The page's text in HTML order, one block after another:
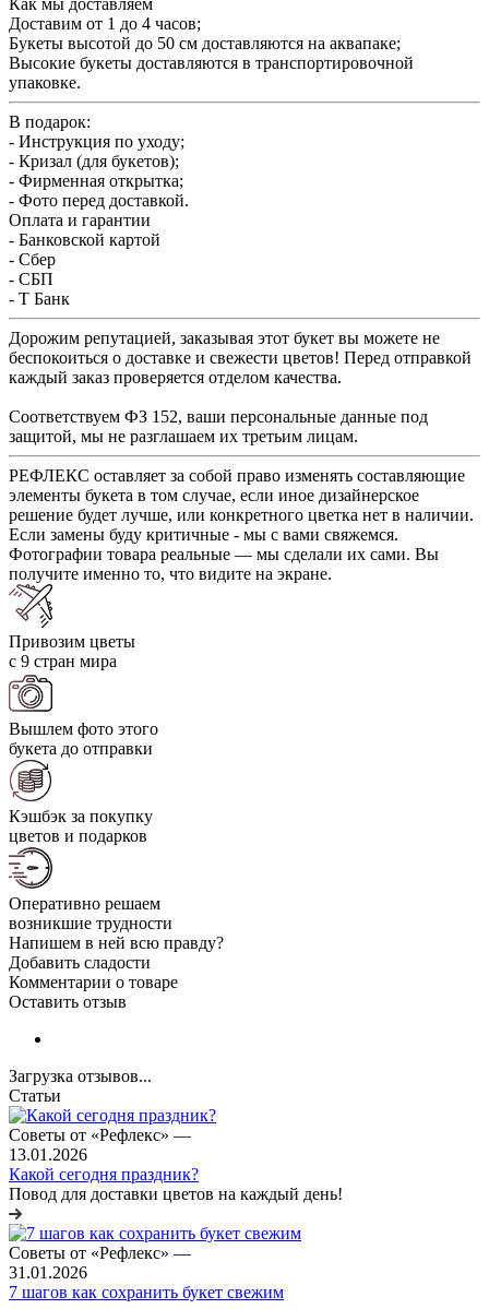
Доставим от 1 до 4 часов;
Букеты высотой до 50 см доставляются на аквапаке;
Высокие букеты доставляются в транспортировочной
упаковке.
В подарок:
- Инструкция по уходу;
- Кризал (для букетов);
- Фирменная открытка;
- Фото перед доставкой.
Оплата и гарантии
- Банковской картой
- Сбер
- СБП
- Т Банк
Дорожим репутацией, заказывая этот букет вы можете не
беспокоиться о доставке и свежести цветов! Перед отправкой
каждый заказ проверяется отделом качества.
Соответствуем ФЗ 152, ваши персональные данные под
защитой, мы не разглашаем их третьим лицам.
РЕФЛЕКС оставляет за собой право изменять составляющие
элементы букета в том случае, если иное дизайнерское
решение будет лучше, или конкретного цветка нет в наличии.
Если замены буду критичные - мы с вами свяжемся.
Фотографии товара реальные — мы сделали их сами. Вы
получите именно то, что видите на экране.
Привозим цветы
с 9 стран мира
Вышлем фото этого
букета до отправки
Кэшбэк за покупку
цветов и подарков
Оперативно решаем
возникшие трудности
Напишем в ней всю правду?
Добавить сладости
Комментарии о товаре
Оставить отзыв
Загрузка отзывов...
Статьи
Советы от «Рефлекс» —
13.01.2026
Какой сегодня праздник?
Повод для доставки цветов на каждый день!
Советы от «Рефлекс» —
31.01.2026
7 шагов как сохранить букет свежим